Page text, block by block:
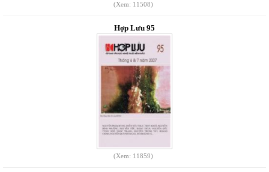
(Xem: 11508)
Hợp Lưu 95
(Xem: 11859)